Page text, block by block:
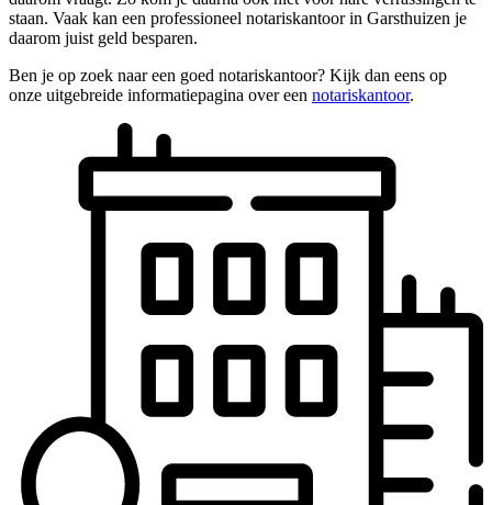
staan. Vaak kan een professioneel notariskantoor in Garsthuizen je
daarom juist geld besparen.
Ben je op zoek naar een goed notariskantoor? Kijk dan eens op
onze uitgebreide informatiepagina over een notariskantoor.